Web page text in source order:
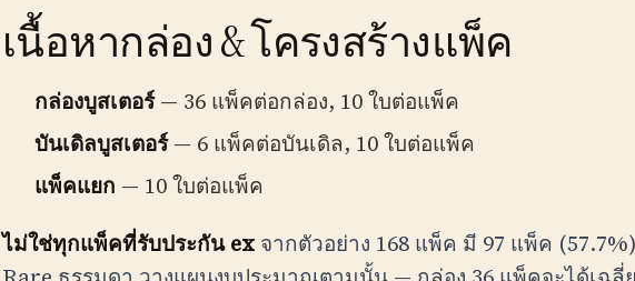
เนื้อหากล่อง & โครงสร้างแพ็ค
กล่องบูสเตอร์— 36 แพ็คต่อกล่อง, 10 ใบต่อแพ็ค
บันเดิลบูสเตอร์— 6 แพ็คต่อบันเดิล, 10 ใบต่อแพ็ค
แพ็คแยก — 10 ใบต่อแพ็ค
ไม่ใช่ทุกแพ็คที่รับประกัน ex จากตัวอย่าง 168 แพ็ค มี 97 แพ็ค